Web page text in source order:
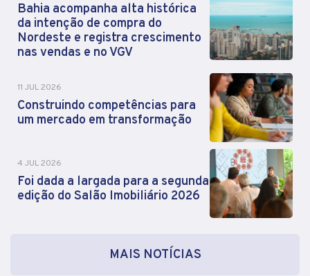
Bahia acompanha alta histórica
da intenção de compra do
Nordeste e registra crescimento
nas vendas e no VGV
11 JUL 2026
Construindo competências para
um mercado em transformação
4 JUL 2026
Foi dada a largada para a segunda
edição do Salão Imobiliário 2026
MAIS NOTÍCIAS